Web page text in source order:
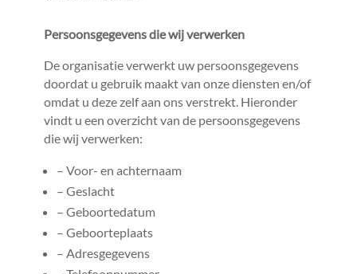
Persoonsgegevens die wij verwerken
De organisatie verwerkt uw persoonsgegevens
doordat u gebruik maakt van onze diensten en/of
omdat u deze zelf aan ons verstrekt. Hieronder
vindt u een overzicht van de persoonsgegevens
die wij verwerken:
– Voor- en achternaam
– Geslacht
– Geboortedatum
– Geboorteplaats
– Adresgegevens